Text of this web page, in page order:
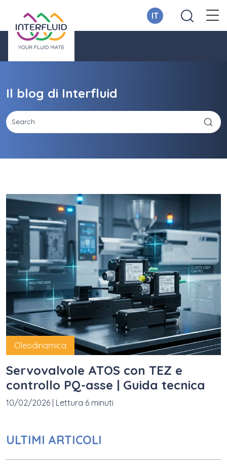
IT
Il blog di Interfluid
Oleodinamica
Servovalvole ATOS con TEZ e
controllo PQ-asse | Guida tecnica
10/02/2026 Lettura 6 minuti
ULTIMI ARTICOLI